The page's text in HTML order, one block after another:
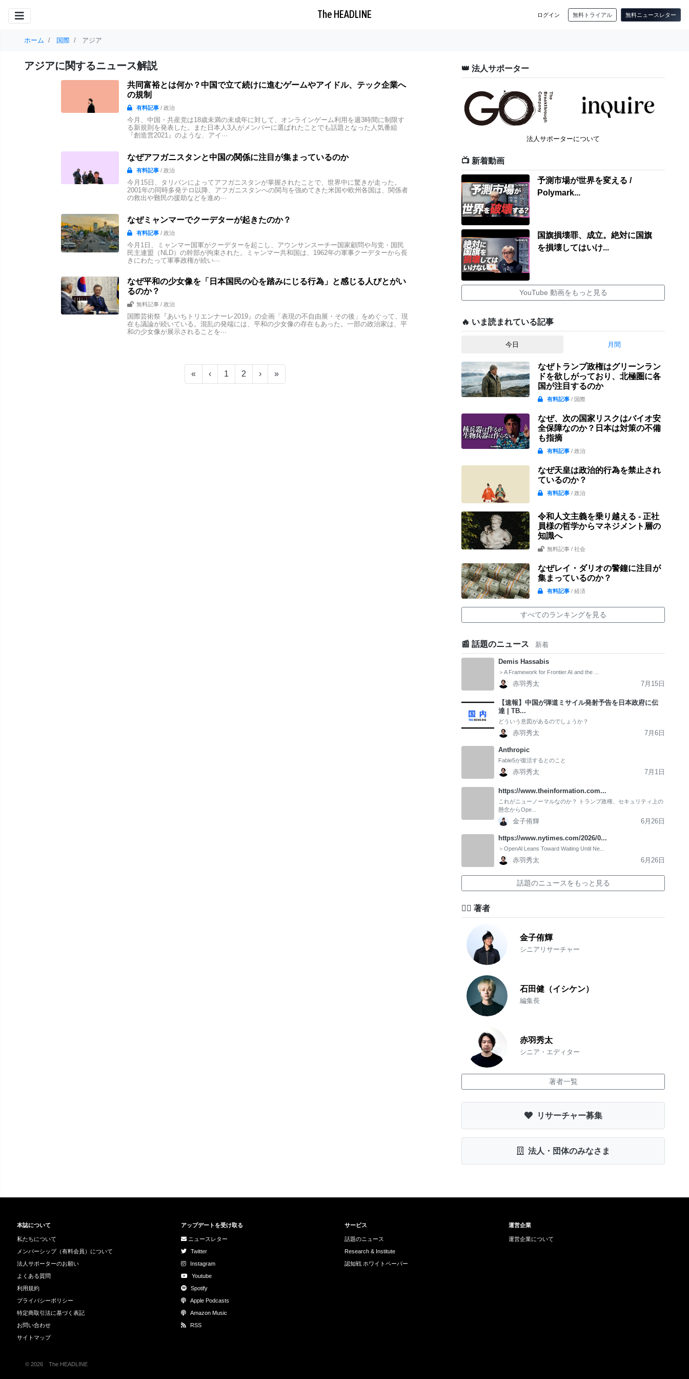
The HEADLINE ログイン 無料トライアル 無料ニュースレター
ホーム 国際 アジア
アジアに関するニュース解説
共同富裕とは何か？中国で立て続けに進むゲームやアイドル、テック企業へ
の規制
有料記事 / 政治
今月、中国・共産党は18歳未満の未成年に対して、オンラインゲーム利用を週3時間に制限す
る新規則を発表した。また日本人3人がメンバーに選ばれたことでも話題となった人気番組
『創造営2021』のような、アイ···
なぜアフガニスタンと中国の関係に注目が集まっているのか
有料記事 / 政治
今月15日、タリバンによってアフガニスタンが掌握されたことで、世界中に驚きが走った。
2001年の同時多発テロ以降、アフガニスタンへの関与を強めてきた米国や欧州各国は、関係者
の救出や難民の援助などを進め···
なぜミャンマーでクーデターが起きたのか？
有料記事 / 政治
今月1日、ミャンマー国軍がクーデターを起こし、アウンサンスーチー国家顧問や与党・国民
民主連盟（NLD）の幹部が拘束された。ミャンマー共和国は、1962年の軍事クーデターから長
きにわたって軍事政権が続い···
なぜ平和の少女像を「日本国民の心を踏みにじる行為」と感じる人びとがい
るのか？
無料記事 / 政治
国際芸術祭『あいちトリエンナーレ2019』の企画「表現の不自由展・その後」をめぐって、現
在も議論が続いている。混乱の発端には、平和の少女像の存在もあった。一部の政治家は、平
和の少女像が展示されることを···
« ‹ 1 2 › »
👑 法人サポーター
法人サポーターについて
📺 新着動画
予測市場が世界を変える /
Polymark...
国旗損壊罪、成立。絶対に国旗
を損壊してはいけ...
YouTube 動画をもっと見る
🔥 いま読まれている記事
今日 月間
なぜトランプ政権はグリーンラン
ドを欲しがっており、北極圏に各
国が注目するのか
有料記事 / 国際
なぜ、次の国家リスクはバイオ安
全保障なのか？日本は対策の不備
も指摘
有料記事 / 政治
なぜ天皇は政治的行為を禁止され
ているのか？
有料記事 / 政治
令和人文主義を乗り越える - 正社
員様の哲学からマネジメント層の
知識へ
無料記事 / 社会
なぜレイ・ダリオの警鐘に注目が
集まっているのか？
有料記事 / 経済
すべてのランキングを見る
📰 話題のニュース 新着
Demis Hassabis
＞A Framework for Frontier AI and the ...
赤羽秀太 7月15日
【速報】中国が弾道ミサイル発射予告を日本政府に伝
達 | TB...
どういう意図があるのでしょうか？
赤羽秀太 7月6日
Anthropic
Fable5が復活するとのこと
赤羽秀太 7月1日
https://www.theinformation.com...
これがニューノーマルなのか？ トランプ政権、セキュリティ上の
懸念からOpe...
金子侑輝 6月26日
https://www.nytimes.com/2026/0...
＞OpenAl Leans Toward Waiting Until Ne...
赤羽秀太 6月26日
話題のニュースをもっと見る
✍🏻 著者
金子侑輝
シニアリサーチャー
石田健（イシケン）
編集長
赤羽秀太
シニア・エディター
著者一覧
リサーチャー募集
法人・団体のみなさま
本誌について
私たちについて
メンバーシップ（有料会員）について
法人サポーターのお願い
よくある質問
利用規約
プライバシーポリシー
特定商取引法に基づく表記
お問い合わせ
サイトマップ
アップデートを受け取る
ニュースレター
Twitter
Instagram
Youtube
Spotify
Apple Podcasts
Amazon Music
RSS
サービス
話題のニュース
Research & Institute
認知戦 ホワイトペーパー
運営企業
運営企業について
© 2026 The HEADLINE